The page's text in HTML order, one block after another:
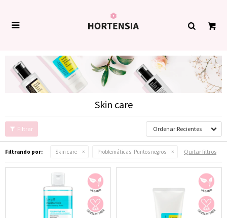

Skin care
Recientes
Filtrando por: Skin care Problemáticas: Puntos negros Quitar filtros